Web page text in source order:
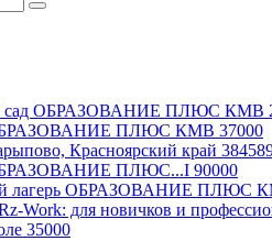
сад ОБРАЗОВАНИЕ ПЛЮС КМВ
ОБРАЗОВАНИЕ ПЛЮС КМВ 37000
Красноярский край
ПЛЮС...I 90000
лагерь ОБРАЗОВАНИЕ ПЛЮС
Work: для новичков и
35000